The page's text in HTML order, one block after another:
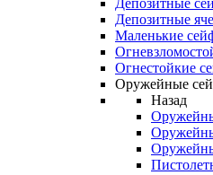
Депозитные
Депозитные
Маленькие
Огнестойкие
Оружейные
Назад